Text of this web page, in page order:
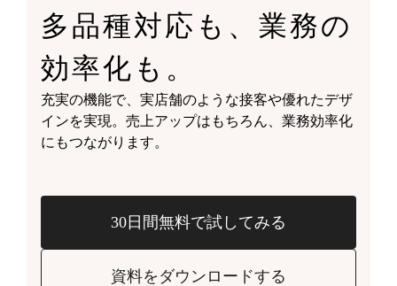
多品種対応も、業務の
効率化も。
充実の機能で、実店舗のような接客や優れたデザ
インを実現。売上アップはもちろん、業務効率化
にもつながります。
30日間無料で試してみる
資料をダウンロードする